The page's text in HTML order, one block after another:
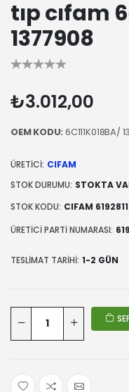
tıp cıfam
1377908
₺3.012,00
OEM KODU:6C111K018BA/
ÜRETICI: CIFAM
STOK DURUMU: STOKTA
STOK KODU: CIFAM 6192811
ÜRETICI PARTI NUMARASI:
TESLIMAT TARIHI: 1-2 GÜN